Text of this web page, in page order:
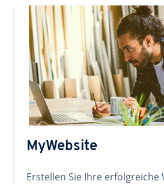
MyWebsite
Erstellen Sie Ihre erfolgreiche